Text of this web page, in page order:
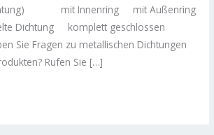
mit Innenring mit Außenring
Dichtung komplett geschlossen
Sie Fragen zu metallischen Dichtungen
Rufen Sie […]